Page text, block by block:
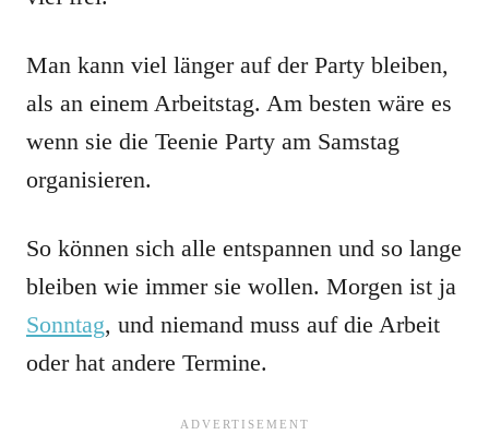
Man kann viel länger auf der Party bleiben,
als an einem Arbeitstag. Am besten wäre es
wenn sie die Teenie Party am Samstag
organisieren.
So können sich alle entspannen und so lange
bleiben wie immer sie wollen. Morgen ist ja
Sonntag, und niemand muss auf die Arbeit
oder hat andere Termine.